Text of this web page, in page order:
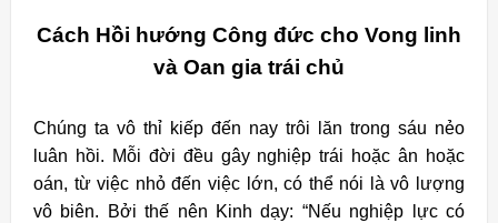
Cách Hồi hướng Công đức cho Vong linh
và Oan gia trái chủ
Chúng ta vô thỉ kiếp đến nay trôi lăn trong sáu nẻo
luân hồi. Mỗi đời đều gây nghiệp trái hoặc ân hoặc
oán, từ việc nhỏ đến việc lớn, có thể nói là vô lượng
vô biên. Bởi thế nên Kinh dạy: “Nếu nghiệp lực có